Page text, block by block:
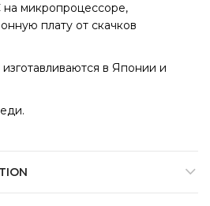
микропроцессоре,
плату от скачков
в Японии и